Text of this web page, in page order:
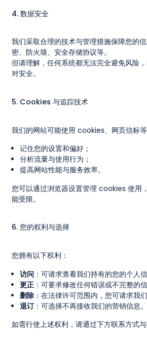
4. 数据安全
我们采取合理的技术与管理措施保障您的
密、防火墙、安全存储协议等。
但请理解，任何系统都无法完全避免风险
对安全。
5. Cookies 与追踪技术
我们的网站可能使用 cookies、网页信标等
记住您的设置和偏好；
分析流量与使用行为；
提高网站性能与服务效率。
您可以通过浏览器设置管理 cookies 使用
能受限。
6. 您的权利与选择
您拥有以下权利：
访问：可请求查看我们持有的您的个人信
更正：可要求修改任何错误或不完整的信
删除：在法律许可范围内，您可请求我
退订：可选择不再接收我们的营销信息。
如需行使上述权利，请通过下方联系方式与